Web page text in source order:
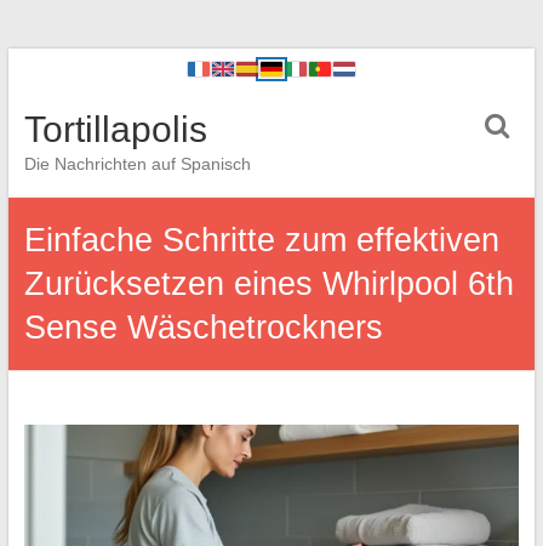
Tortillapolis
Die Nachrichten auf Spanisch
Einfache Schritte zum effektiven
Zurücksetzen eines Whirlpool 6th
Sense Wäschetrockners